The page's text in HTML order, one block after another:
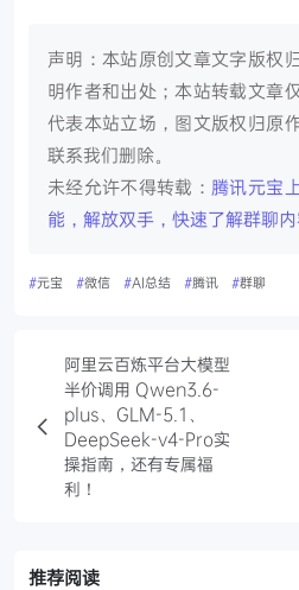
声明：本站原创文章文字版权
明作者和出处；本站转载文章
代表本站立场，图文版权归原
联系我们删除。
未经允许不得转载： 腾讯元宝
能，解放双手，快速了解群聊
#元宝 #微信 #AI总结 #腾讯 #群聊
阿里云百炼平台大模型
半价调用 Qwen3.6-
plus、GLM-5.1、
DeepSeek-v4-Pro实
操指南，还有专属福
利！
推荐阅读